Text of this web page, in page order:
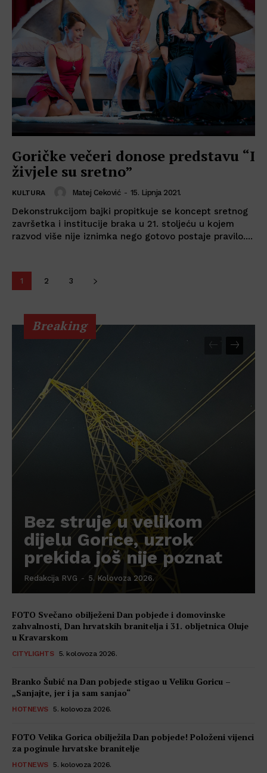
Goričke večeri donose predstavu “I
živjele su sretno”
KULTURA Matej Ceković - 15. Lipnja 2021.
Dekonstrukcijom bajki propitkuje se koncept sretnog
završetka i institucije braka u 21. stoljeću u kojem
razvod više nije iznimka nego gotovo postaje pravilo....
1 2 3
Breaking
Bez struje u velikom
dijelu Gorice, uzrok
prekida još nije poznat
Redakcija RVG - 5. Kolovoza 2026.
FOTO Svečano obilježeni Dan pobjede i domovinske
zahvalnosti, Dan hrvatskih branitelja i 31. obljetnica Oluje
u Kravarskom
CITYLIGHTS 5. kolovoza 2026.
Branko Šubić na Dan pobjede stigao u Veliku Goricu –
„Sanjajte, jer i ja sam sanjao“
HOTNEWS 5. kolovoza 2026.
FOTO Velika Gorica obilježila Dan pobjede! Položeni vijenci
za poginule hrvatske branitelje
HOTNEWS 5. kolovoza 2026.